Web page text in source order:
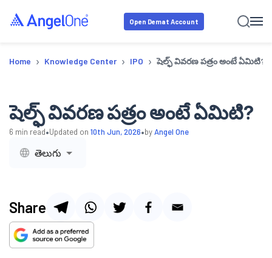
Open Demat Account
Home › Knowledge Center › IPO › షెల్ఫ్ వివరణ పత్రం అంటే ఏమిటి?
షెల్ఫ్ వివరణ పత్రం అంటే ఏమిటి?
6 min read•Updated on 10th Jun, 2026•byAngel One
తెలుగు
Share